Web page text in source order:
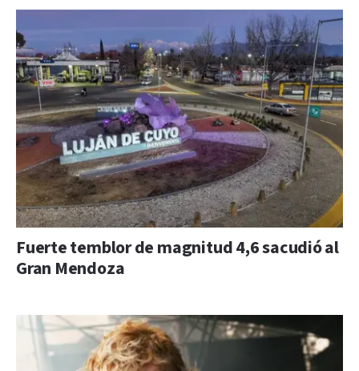
Fuerte temblor de magnitud 4,6 sacudió al
Gran Mendoza